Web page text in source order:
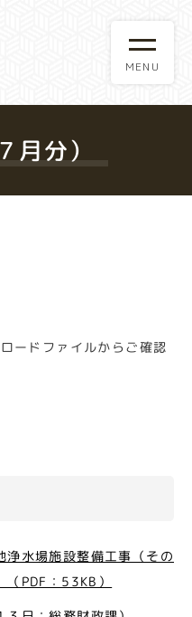
月分）
ードファイルからご確認
水場施設整備工事（その
PDF：53KB）